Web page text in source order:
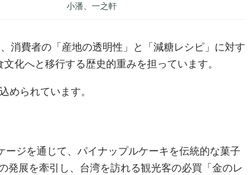
小潘、一之軒
消費者の「産地の透明性」と「減糖レシピ」に対す
化へと移行する歴史的重みを担っています。
められています。
ジを通じて、パイナップルケーキを伝統的な菓子
発展を牽引し、台湾を訪れる観光客の必買「金のレ